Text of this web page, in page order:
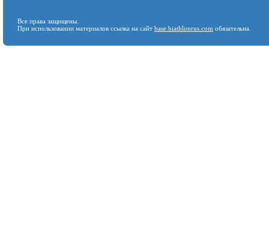
Все права защищены.
При использовании материалов ссылка на сайт base.biathlonrus.com обязательна.